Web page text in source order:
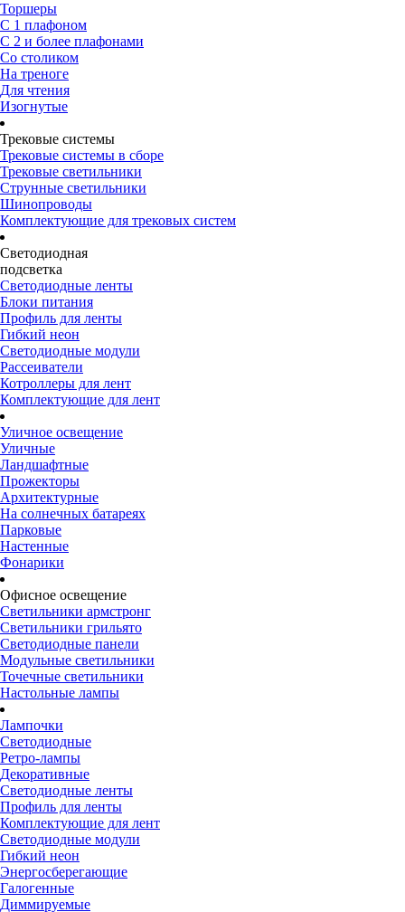
Торшеры
С 1 плафоном
С 2 и более плафонами
Со столиком
На треноге
Для чтения
Изогнутые
Трековые системы
Трековые системы в сборе
Трековые светильники
Струнные светильники
Шинопроводы
Комплектующие для трековых систем
Светодиодная
подсветка
Светодиодные ленты
Блоки питания
Профиль для ленты
Гибкий неон
Светодиодные модули
Рассеиватели
Котроллеры для лент
Комплектующие для лент
Уличное освещение
Уличные
Ландшафтные
Прожекторы
Архитектурные
На солнечных батареях
Парковые
Настенные
Фонарики
Офисное освещение
Светильники армстронг
Светильники грильято
Светодиодные панели
Модульные светильники
Точечные светильники
Настольные лампы
Лампочки
Светодиодные
Ретро-лампы
Декоративные
Светодиодные ленты
Профиль для ленты
Комплектующие для лент
Светодиодные модули
Гибкий неон
Энергосберегающие
Галогенные
Диммируемые